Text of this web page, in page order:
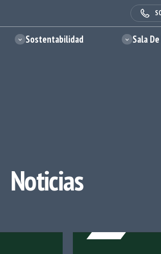
Sostentabilidad Sala
Noticias